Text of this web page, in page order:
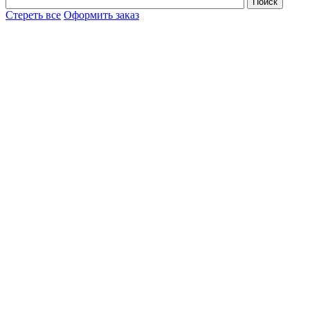
Стереть все Оформить заказ